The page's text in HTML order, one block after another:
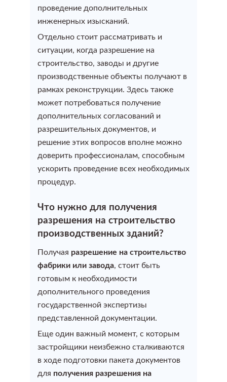
Выделить помещение в здании для аренды или
продажи
Технический план сооружения
Подготовка технического плана объекта
незавершенного строительства
Технический план дома
Изготовление технического плана нежилого
помещения
Технический план квартиры
Постановка на кадастровый учет
Постановка на кадастровый учет
Узаконить дом на дачном участке
Строительство без разрешения (Узаконить объект)
Оформление сделки купли-продажи земельного
участка
Оформление сделки купли-продажи недвижимости
проведение дополнительных
инженерных изысканий.
Отдельно стоит рассматривать и
ситуации, когда разрешение на
строительство, заводы и другие
производственные объекты получают в
рамках реконструкции. Здесь также
может потребоваться получение
дополнительных согласований и
разрешительных документов, и
решение этих вопросов вполне можно
доверить профессионалам, способным
ускорить проведение всех необходимых
процедур.
Что нужно для получения
разрешения на строительство
производственных зданий?
Получая разрешение на строительство
фабрики или завода, стоит быть
готовым к необходимости
дополнительного проведения
государственной экспертизы
представленной документации.
Еще один важный момент, с которым
застройщики неизбежно сталкиваются
в ходе подготовки пакета документов
для получения разрешения на